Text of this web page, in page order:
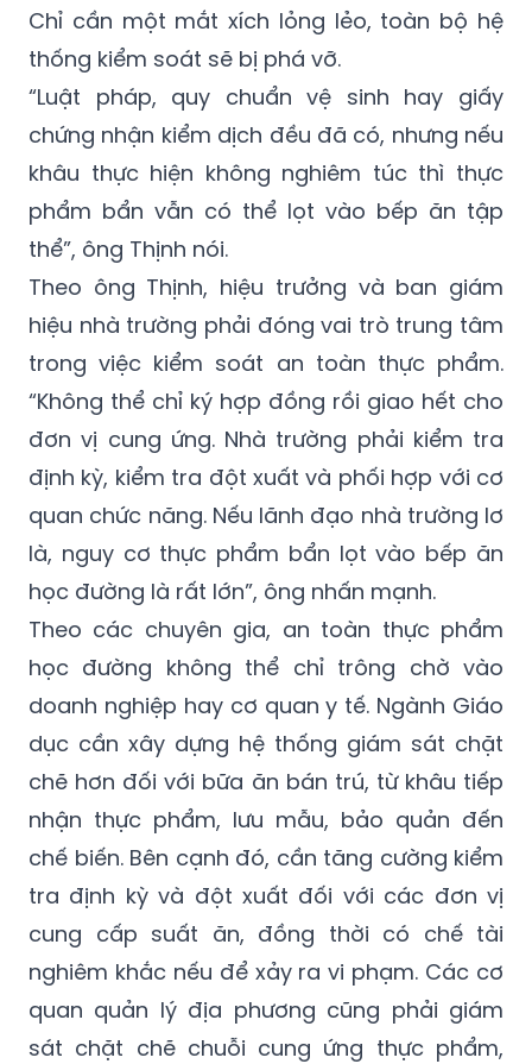
Chỉ cần một mắt xích lỏng lẻo, toàn bộ hệ
thống kiểm soát sẽ bị phá vỡ.
“Luật pháp, quy chuẩn vệ sinh hay giấy
chứng nhận kiểm dịch đều đã có, nhưng nếu
khâu thực hiện không nghiêm túc thì thực
phẩm bẩn vẫn có thể lọt vào bếp ăn tập
thể”, ông Thịnh nói.
Theo ông Thịnh, hiệu trưởng và ban giám
hiệu nhà trường phải đóng vai trò trung tâm
trong việc kiểm soát an toàn thực phẩm.
“Không thể chỉ ký hợp đồng rồi giao hết cho
đơn vị cung ứng. Nhà trường phải kiểm tra
định kỳ, kiểm tra đột xuất và phối hợp với cơ
quan chức năng. Nếu lãnh đạo nhà trường lơ
là, nguy cơ thực phẩm bẩn lọt vào bếp ăn
học đường là rất lớn”, ông nhấn mạnh.
Theo các chuyên gia, an toàn thực phẩm
học đường không thể chỉ trông chờ vào
doanh nghiệp hay cơ quan y tế. Ngành Giáo
dục cần xây dựng hệ thống giám sát chặt
chẽ hơn đối với bữa ăn bán trú, từ khâu tiếp
nhận thực phẩm, lưu mẫu, bảo quản đến
chế biến. Bên cạnh đó, cần tăng cường kiểm
tra định kỳ và đột xuất đối với các đơn vị
cung cấp suất ăn, đồng thời có chế tài
nghiêm khắc nếu để xảy ra vi phạm. Các cơ
quan quản lý địa phương cũng phải giám
sát chặt chẽ chuỗi cung ứng thực phẩm,